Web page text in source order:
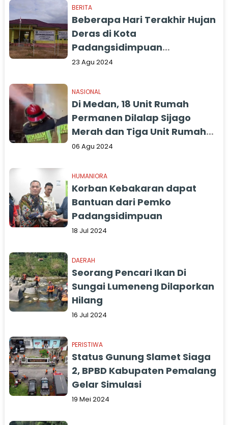
BERITA
Beberapa Hari Terakhir Hujan
Deras di Kota
Padangsidimpuan
Berpotensi Bencana Alam
23 Agu 2024
NASIONAL
Di Medan, 18 Unit Rumah
Permanen Dilalap Sijago
Merah dan Tiga Unit Rumah
Terkena Imbas
06 Agu 2024
HUMANIORA
Korban Kebakaran dapat
Bantuan dari Pemko
Padangsidimpuan
18 Jul 2024
DAERAH
Seorang Pencari Ikan Di
Sungai Lumeneng Dilaporkan
Hilang
16 Jul 2024
PERISTIWA
Status Gunung Slamet Siaga
2, BPBD Kabupaten Pemalang
Gelar Simulasi
19 Mei 2024